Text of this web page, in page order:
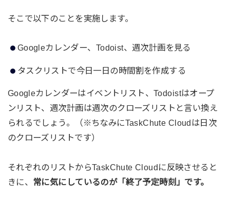
そこで以下のことを実施します。
Googleカレンダー、Todoist、週次計画を見る
タスクリストで今日一日の時間割を作成する
Googleカレンダーはイベントリスト、Todoistはオープ
ンリスト、週次計画は週次のクローズリストと言い換え
られるでしょう。（※ちなみにTaskChute Cloudは日次
のクローズリストです）
それぞれのリストからTaskChute Cloudに反映させると
きに、 常に気にしているのが「終了予定時刻」です。